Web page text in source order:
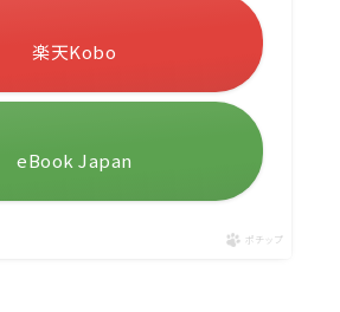
楽天Kobo
eBook Japan
ポチップ